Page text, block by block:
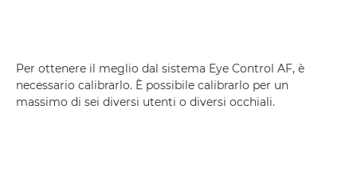
Per ottenere il meglio dal sistema Eye Control AF, è
necessario calibrarlo. È possibile calibrarlo per un
massimo di sei diversi utenti o diversi occhiali.